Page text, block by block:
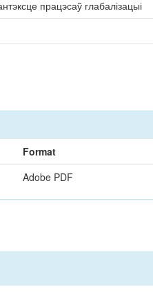
працэсаў глабалізацыі
Format
Adobe PDF